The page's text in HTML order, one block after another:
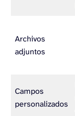
Archivos
adjuntos
Campos
personalizados